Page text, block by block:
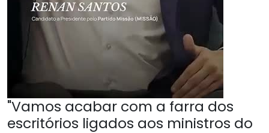
"Vamos acabar com a farra dos
escritórios ligados aos ministros do